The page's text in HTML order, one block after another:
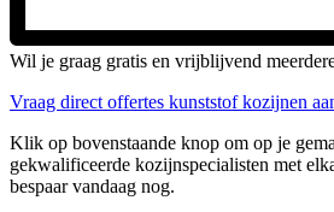
Wil je graag gratis en vrijblijvend
Vraag direct offertes kunststof kozijnen
Klik op bovenstaande knop om op je
gekwalificeerde kozijnspecialisten met
bespaar vandaag nog.